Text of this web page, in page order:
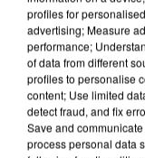
profiles for
advertising; Measure
performance;
of data from different
profiles to personalise
content; Use limited
detect fraud, and fix
Save and
process personal data